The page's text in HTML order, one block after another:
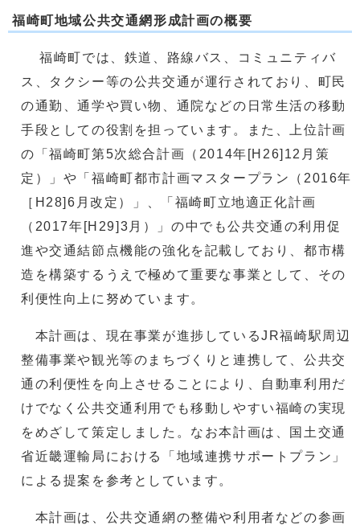
福崎町地域公共交通網形成計画の概要
福崎町では、鉄道、路線バス、コミュニティバ
ス、タクシー等の公共交通が運行されており、町民
の通勤、通学や買い物、通院などの日常生活の移動
手段としての役割を担っています。また、上位計画
の「福崎町第5次総合計画（2014年[H26]12月策
定）」や「福崎町都市計画マスタープラン（2016年
［H28]6月改定）」、「福崎町立地適正化計画
（2017年[H29]3月）」の中でも公共交通の利用促
進や交通結節点機能の強化を記載しており、都市構
造を構築するうえで極めて重要な事業として、その
利便性向上に努めています。
本計画は、現在事業が進捗しているJR福崎駅周辺
整備事業や観光等のまちづくりと連携して、公共交
通の利便性を向上させることにより、自動車利用だ
けでなく公共交通利用でも移動しやすい福崎の実現
をめざして策定しました。なお本計画は、国土交通
省近畿運輸局における「地域連携サポートプラン」
による提案を参考としています。
本計画は、公共交通網の整備や利用者などの参画